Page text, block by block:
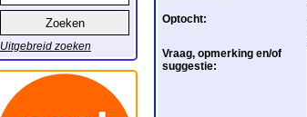
Optocht:
Vraag, opmerking en/of
suggestie:
Uitgebreid zoeken